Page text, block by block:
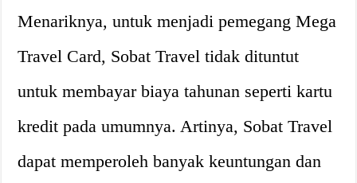
Menariknya, untuk menjadi pemegang Mega
Travel Card, Sobat Travel tidak dituntut
untuk membayar biaya tahunan seperti kartu
kredit pada umumnya. Artinya, Sobat Travel
dapat memperoleh banyak keuntungan dan